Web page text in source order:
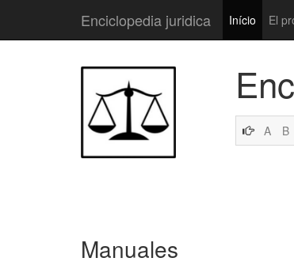
Enciclopedia juridica Início El
A B
Manuales